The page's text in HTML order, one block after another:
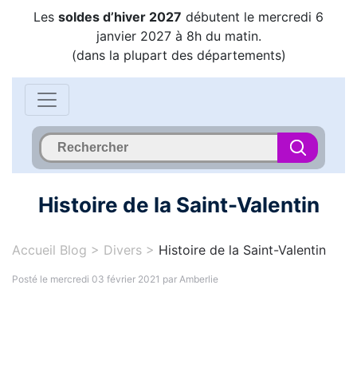
Les soldes d’hiver 2027 débutent le mercredi 6
janvier 2027 à 8h du matin.
(dans la plupart des départements)
Histoire de la Saint-Valentin
Accueil Blog > Divers > Histoire de la Saint-Valentin
Posté le mercredi 03 février 2021 par Amberlie